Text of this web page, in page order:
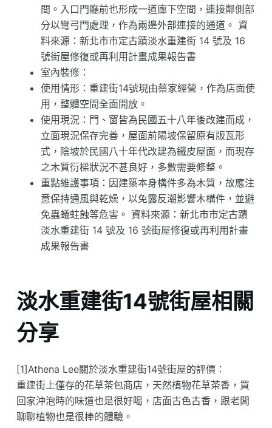
間。入口門廳前也形成一道廊下空間，連接鄰側部
分以彎弓門處理，作為兩邊外部連接的通道。 資
料來源：新北市市定古蹟淡水重建街 14 號及 16
號街屋修復或再利用計畫成果報告書
室內裝修：
使用情形：重建街14號現由蔡家經營，作為店面使
用，整體空間全面開放。
使用現況：門、窗皆為民國五十八年後改建而成，
立面現況保存完善，屋面前陽坡保留原有版瓦形
式，陰坡於民國八十年代改建為鐵皮屋面，而現存
之木質衍樑狀況不甚良好，多數需要修整。
重點維護事項：因建築本身構件多為木質，故應注
意保持通風與乾燥，以免露反潮影響木構件，並避
免蟲蟻蛀蝕等危害。 資料來源：新北市市定古蹟
淡水重建街 14 號及 16 號街屋修復或再利用計畫
成果報告書
淡水重建街14號街屋相關
分享
[1]Athena Lee關於淡水重建街14號街屋的評價：
重建街上僅存的花草茶包商店，天然植物花草茶香，買
回家沖泡時的味道也是很好喝，店面古色古香，跟老闆
聊聊植物也是很棒的體驗。